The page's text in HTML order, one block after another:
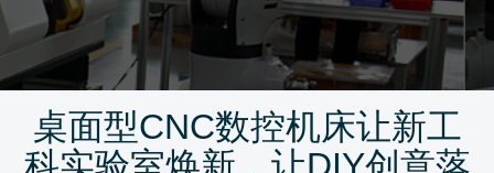
桌面型CNC数控机床让新工